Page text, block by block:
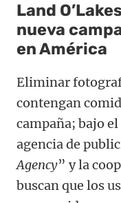
Land
nueva
en América
Eliminar
contengan
campaña; bajo
agencia de
Agency” y la
buscan que los